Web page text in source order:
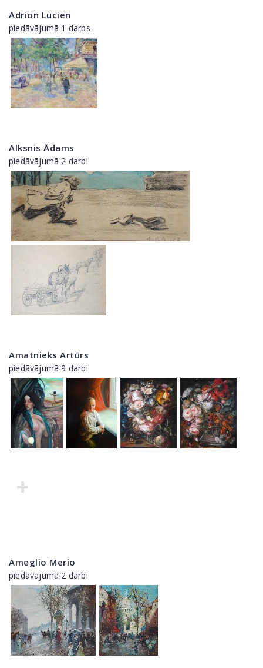
Adrion Lucien
piedāvājumā 1 darbs
Alksnis Ādams
piedāvājumā 2 darbi
Amatnieks Artūrs
piedāvājumā 9 darbi
Ameglio Merio
piedāvājumā 2 darbi